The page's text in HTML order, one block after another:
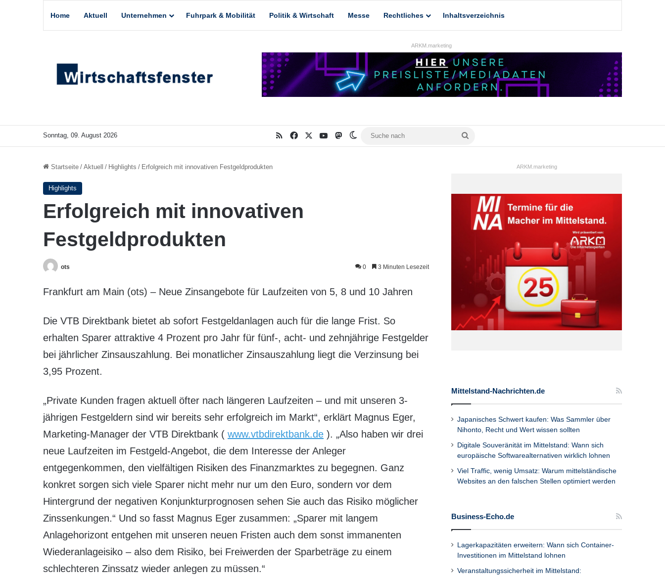
Home Aktuell Unternehmen Fuhrpark & Mobilität Politik & Wirtschaft Messe Rechtliches Inhaltsverzeichnis
ARKM.marketing
Sonntag, 09. August 2026 RSS Facebook YouTubeMastodonSkin umschalten
Startseite / Aktuell / Highlights / Erfolgreich mit innovativen Festgeldprodukten
Highlights
Erfolgreich mit innovativen
Festgeldprodukten
ots 0 3 Minuten Lesezeit
Frankfurt am Main (ots) – Neue Zinsangebote für Laufzeiten von 5, 8 und 10 Jahren
Die VTB Direktbank bietet ab sofort Festgeldanlagen auch für die lange Frist. So
erhalten Sparer attraktive 4 Prozent pro Jahr für fünf-, acht- und zehnjährige Festgelder
bei jährlicher Zinsauszahlung. Bei monatlicher Zinsauszahlung liegt die Verzinsung bei
3,95 Prozent.
„Private Kunden fragen aktuell öfter nach längeren Laufzeiten – und mit unseren 3-
jährigen Festgeldern sind wir bereits sehr erfolgreich im Markt“, erklärt Magnus Eger,
Marketing-Manager der VTB Direktbank ( www.vtbdirektbank.de ). „Also haben wir drei
neue Laufzeiten im Festgeld-Angebot, die dem Interesse der Anleger
entgegenkommen, den vielfältigen Risiken des Finanzmarktes zu begegnen. Ganz
konkret sorgen sich viele Sparer nicht mehr nur um den Euro, sondern vor dem
Hintergrund der negativen Konjunkturprognosen sehen Sie auch das Risiko möglicher
Zinssenkungen.“ Und so fasst Magnus Eger zusammen: „Sparer mit langem
Anlagehorizont entgehen mit unseren neuen Fristen auch dem sonst immanenten
Wiederanlageisiko – also dem Risiko, bei Freiwerden der Sparbeträge zu einem
schlechteren Zinssatz wieder anlegen zu müssen.“
ARKM.marketing
Mittelstand-Nachrichten.de
Japanisches Schwert kaufen: Was Sammler über
Nihonto, Recht und Wert wissen sollten
Digitale Souveränität im Mittelstand: Wann sich
europäische Softwarealternativen wirklich lohnen
Viel Traffic, wenig Umsatz: Warum mittelständische
Websites an den falschen Stellen optimiert werden
Business-Echo.de
Lagerkapazitäten erweitern: Wann sich Container-
Investitionen im Mittelstand lohnen
Veranstaltungssicherheit im Mittelstand: